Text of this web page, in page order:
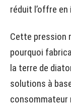
réduit l’offre
Cette pression
pourquoi
la terre de
solutions à
consommateur